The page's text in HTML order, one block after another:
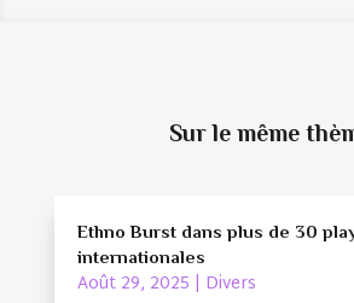
Sur le même
Ethno Burst dans plus de 30
internationales
Août 29, 2025 | Divers